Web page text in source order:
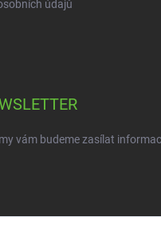
údajů
vám budeme zasílat